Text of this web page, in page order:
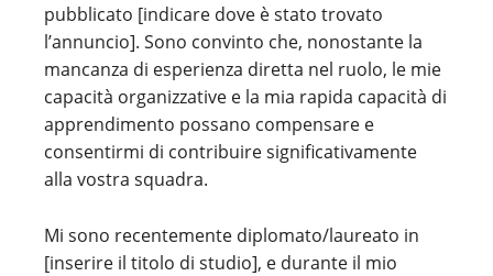
pubblicato [indicare dove è stato trovato
l’annuncio]. Sono convinto che, nonostante la
mancanza di esperienza diretta nel ruolo, le mie
capacità organizzative e la mia rapida capacità di
apprendimento possano compensare e
consentirmi di contribuire significativamente
alla vostra squadra.
Mi sono recentemente diplomato/laureato in
[inserire il titolo di studio], e durante il mio